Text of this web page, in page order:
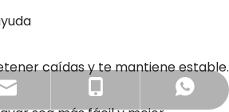
caídas y te mantiene estable.
+86-21-5187 6643
electrónico
+86-13916895529